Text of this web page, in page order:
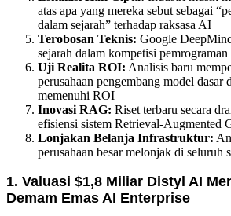
atas apa yang mereka sebut sebagai
dalam sejarah” terhadap raksasa AI
Terobosan Teknis: Google
sejarah dalam kompetisi
Uji Realita ROI: Analisis baru
perusahaan pengembang model dasar
memenuhi ROI
Inovasi RAG: Riset terbaru secara
efisiensi sistem Retrieval-Augmented
Lonjakan Belanja Infrastruktur:
perusahaan besar melonjak di seluruh
1. Valuasi $1,8 Miliar Distyl AI
Demam Emas AI Enterprise